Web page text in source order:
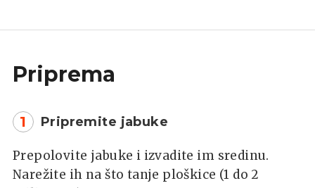
Priprema
1 Pripremite jabuke
Prepolovite jabuke i izvadite im sredinu.
Narežite ih na što tanje ploškice (1 do 2